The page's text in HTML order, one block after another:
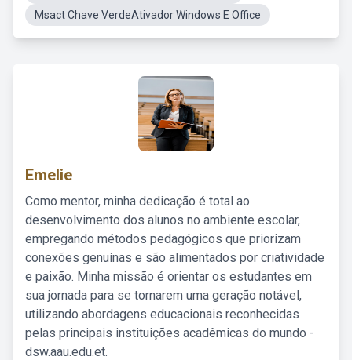
Msact Chave VerdeAtivador Windows E Office
Emelie
Como mentor, minha dedicação é total ao
desenvolvimento dos alunos no ambiente escolar,
empregando métodos pedagógicos que priorizam
conexões genuínas e são alimentados por criatividade
e paixão. Minha missão é orientar os estudantes em
sua jornada para se tornarem uma geração notável,
utilizando abordagens educacionais reconhecidas
pelas principais instituições acadêmicas do mundo -
dsw.aau.edu.et.